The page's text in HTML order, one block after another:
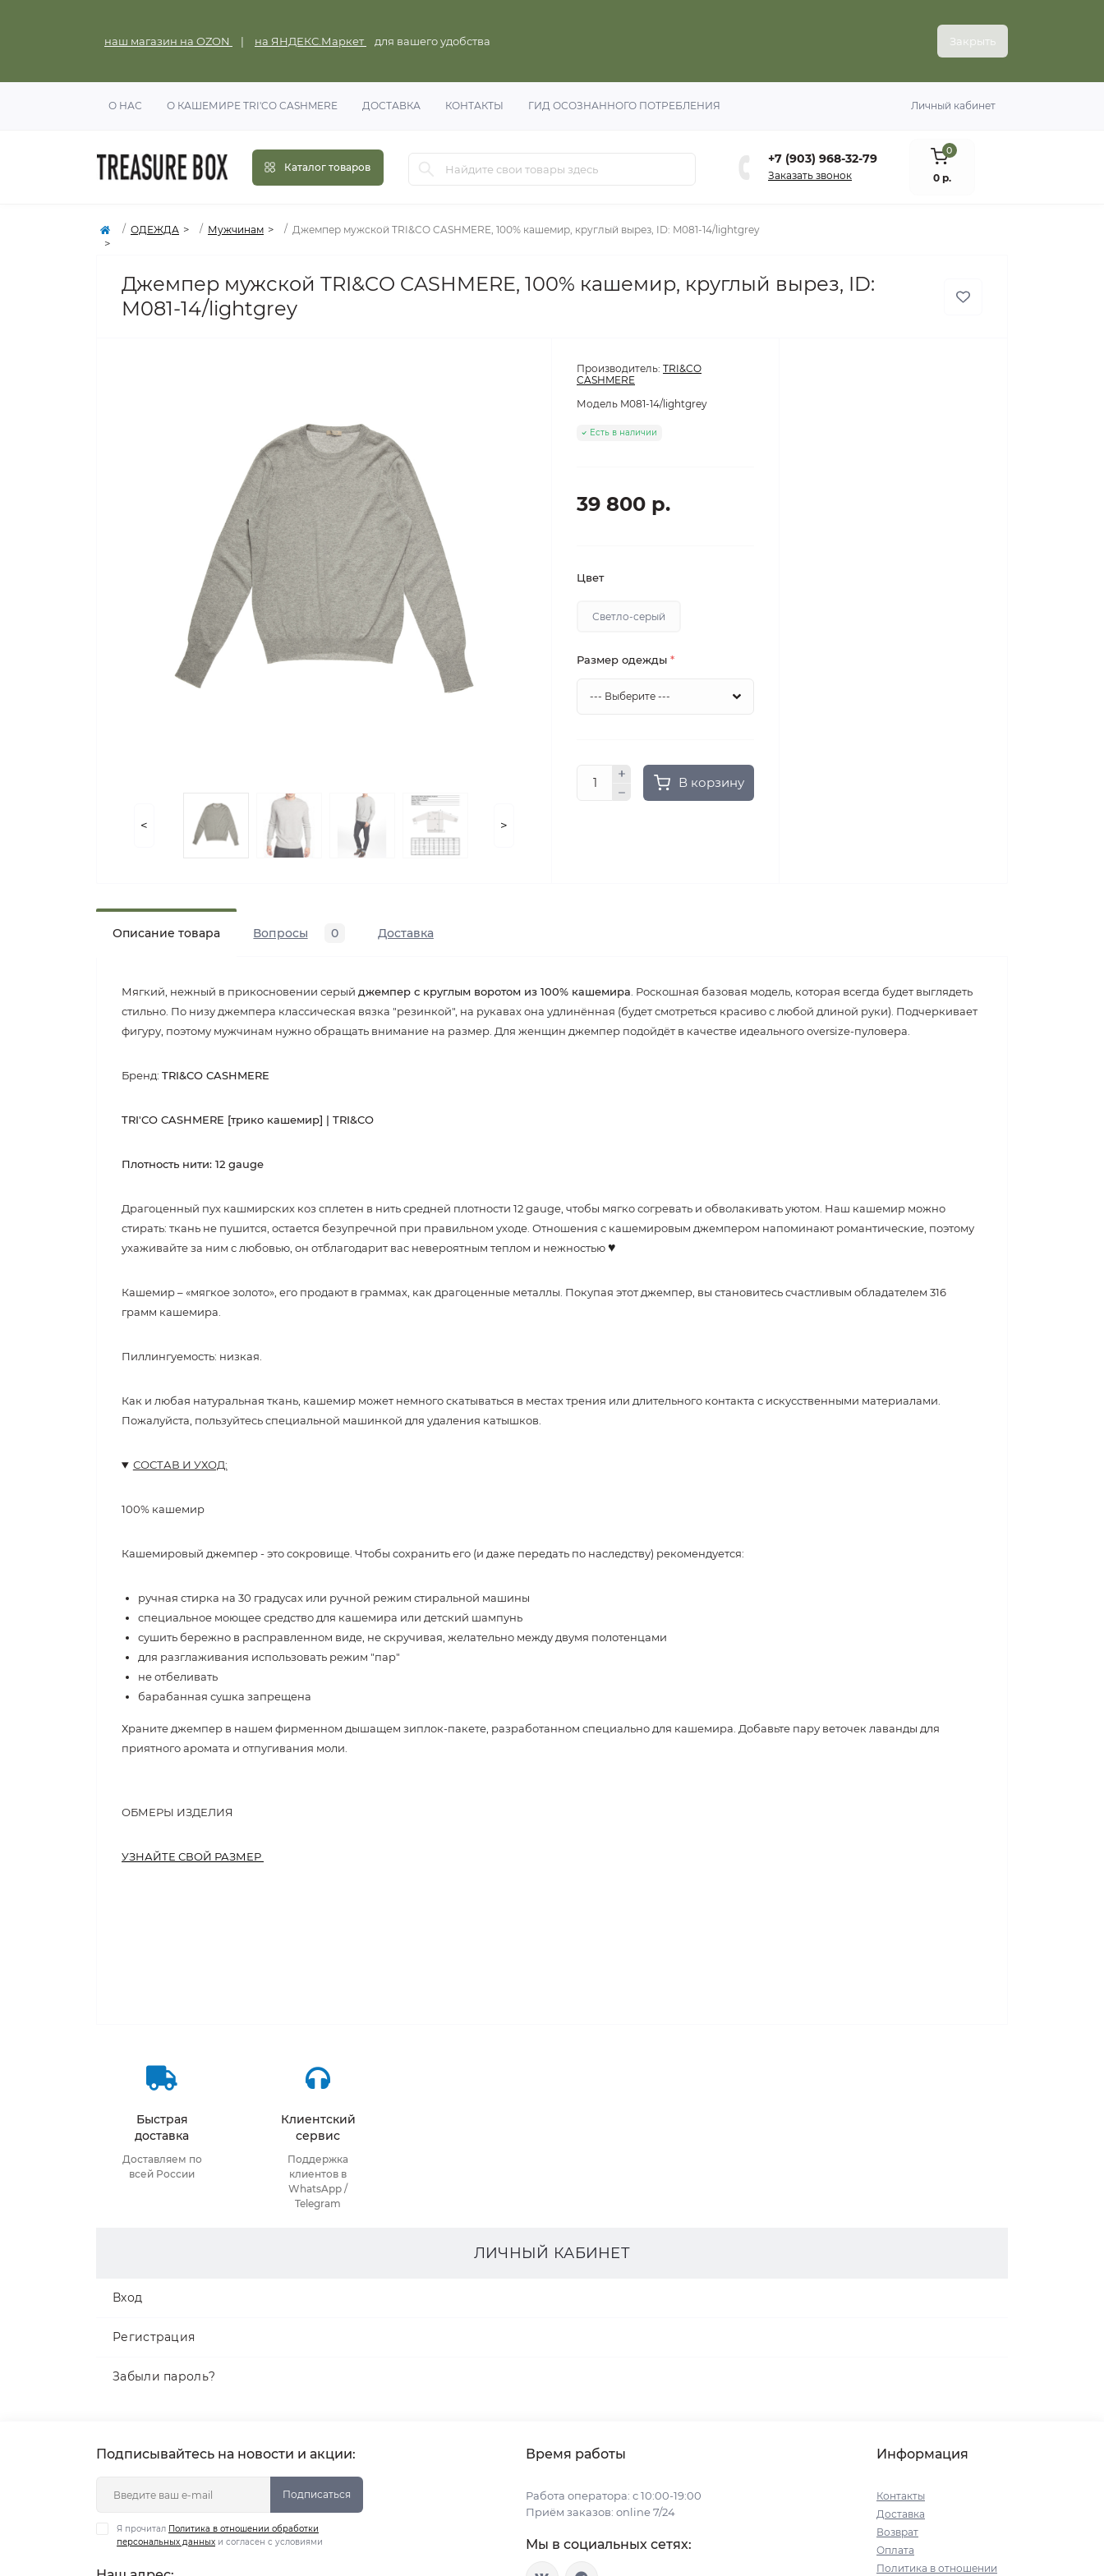
наш магазин на OZON | на ЯНДЕКС.Маркет для вашего удобства Закрыть
О НАС О КАШЕМИРЕ TRI'CO CASHMERE ДОСТАВКА КОНТАКТЫ ГИД ОСОЗНАННОГО ПОТРЕБЛЕНИЯ Личный кабинет
Каталог товаров
+7 (903) 968-32-79
Заказать звонок
0
0 р.
ОДЕЖДА Мужчинам Джемпер мужской TRI&CO CASHMERE, 100% кашемир, круглый вырез, ID: M081-14/lightgrey
Джемпер мужской TRI&CO CASHMERE, 100% кашемир, круглый вырез, ID:
M081-14/lightgrey
< >
Производитель: TRI&CO
CASHMERE
Модель M081-14/lightgrey
Есть в наличии
39 800 р.
Цвет
Светло-серый
Размер одежды *
В корзину
Описание товара Вопросы 0 Доставка
Мягкий, нежный в прикосновении серый джемпер с круглым воротом из 100% кашемира. Роскошная базовая модель, которая всегда будет выглядеть
стильно. По низу джемпера классическая вязка "резинкой", на рукавах она удлинённая (будет смотреться красиво с любой длиной руки). Подчеркивает
фигуру, поэтому мужчинам нужно обращать внимание на размер. Для женщин джемпер подойдёт в качестве идеального oversize-пуловера.
Бренд: TRI&CO CASHMERE
TRI'CO CASHMERE [трико кашемир] | TRI&CO
Плотность нити: 12 gauge
Драгоценный пух кашмирских коз сплетен в нить средней плотности 12 gauge, чтобы мягко согревать и обволакивать уютом. Наш кашемир можно
стирать: ткань не пушится, остается безупречной при правильном уходе. Отношения с кашемировым джемпером напоминают романтические, поэтому
ухаживайте за ним с любовью, он отблагодарит вас невероятным теплом и нежностью♥
Кашемир – «мягкое золото», его продают в граммах, как драгоценные металлы. Покупая этот джемпер, вы становитесь счастливым обладателем 316
грамм кашемира.
Пиллингуемость: низкая.
Как и любая натуральная ткань, кашемир может немного скатываться в местах трения или длительного контакта с искусственными материалами.
Пожалуйста, пользуйтесь специальной машинкой для удаления катышков.
СОСТАВ И УХОД:
100% кашемир
Кашемировый джемпер - это сокровище. Чтобы сохранить его (и даже передать по наследству) рекомендуется:
ручная стирка на 30 градусах или ручной режим стиральной машины
специальное моющее средство для кашемира или детский шампунь
сушить бережно в расправленном виде, не скручивая, желательно между двумя полотенцами
для разглаживания использовать режим "пар"
не отбеливать
барабанная сушка запрещена
Храните джемпер в нашем фирменном дышащем зиплок-пакете, разработанном специально для кашемира. Добавьте пару веточек лаванды для
приятного аромата и отпугивания моли.
ОБМЕРЫ ИЗДЕЛИЯ
УЗНАЙТЕ СВОЙ РАЗМЕР
Быстрая
доставка
Доставляем по
всей России
Клиентский
сервис
Поддержка
клиентов в
WhatsApp /
Telegram
ЛИЧНЫЙ КАБИНЕТ
Вход
Регистрация
Забыли пароль?
Подписывайтесь на новости и акции:
Подписаться
Я прочитал Политика в отношении обработки
персональных данных и согласен с условиями
Время работы
Работа оператора: с 10:00-19:00
Приём заказов: online 7/24
Мы в социальных сетях:
Информация
Контакты
Доставка
Возврат
Оплата
Политика в отношении